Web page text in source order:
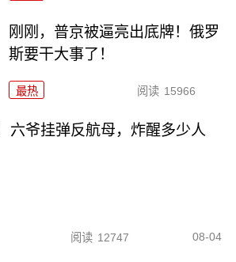
刚刚，普京被逼亮出底牌！俄罗
斯要干大事了！
最热 阅读 15966
六爷挂弹反航母，炸醒多少人
阅读 12747 08-04